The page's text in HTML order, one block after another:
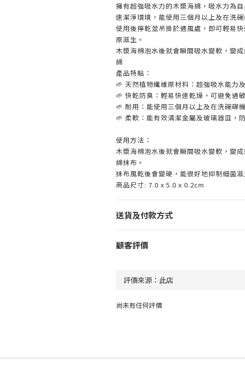
擁有超強吸水力的木漿海綿，吸水力為
速潔淨環境，能使用三個月以上及在洗
使用後擰乾並吊掛於通風處，即可輕易
原滋生。
木漿海棉泡水後就會瞬間吸水變軟，變
綿
產品特點：
🌱 天然植物纖維原材料：超強吸水能力
🌱 快乾防臭：輕易快速乾燥，可避免過
🌱 耐用：能使用三個月以上及在洗碗碟
🌱 柔軟：能有效清潔金屬及玻璃器皿，
使用方法：
木漿海棉泡水後就會瞬間吸水變軟，變
綿抹布。
抹布風乾後會變硬，能很好地抑制細菌滋
商品尺寸: 7.0 x 5.0 x 0.2cm
送貨及付款方式
顧客評價
尚未有任何評價